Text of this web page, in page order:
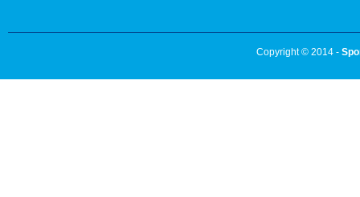
Copyright © 2014 -